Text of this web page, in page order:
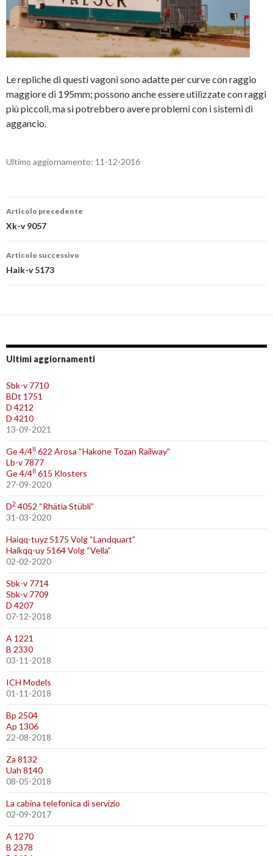
Le repliche di questi vagoni sono adatte per curve con raggio
maggiore di 195mm; possono anche essere utilizzate con raggi
più piccoli, ma si potrebbero avere problemi con i sistemi di
aggancio.
Ultimo aggiornamento: 11-12-2016
Navigazione
articolo
Articolo precedente
Xk-v 9057
Articolo successivo
Haik-v 5173
Ultimi aggiornamenti
Sbk-v 7710
BDt 1751
D 4212
D 4210
13-09-2021
Ge 4/4II 622 Arosa “Hakone Tozan Railway”
Lb-v 7877
Ge 4/4II 615 Klosters
27-09-2020
D2 4052 “Rhätia Stübli”
31-03-2020
Haiqq-tuyz 5175 Volg “Landquart”
Haikqq-uy 5164 Volg “Vella”
02-02-2020
Sbk-v 7714
Sbk-v 7709
D 4207
07-12-2018
A 1221
B 2330
03-11-2018
ICH Models
01-11-2018
Bp 2504
Ap 1306
22-08-2018
Za 8132
Uah 8140
08-05-2018
La cabina telefonica di servizio
02-09-2017
A 1270
B 2378